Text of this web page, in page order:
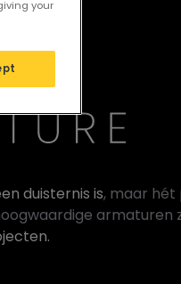
duisternis is, maar
armaturen
your